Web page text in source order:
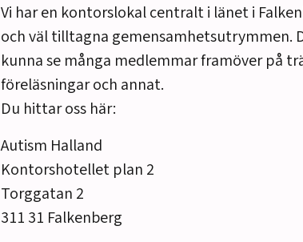
Vi har en kontorslokal centralt i länet i
och väl tilltagna gemensamhetsutrymmen.
kunna se många medlemmar framöver på
föreläsningar och annat.
Du hittar oss här:
Autism Halland
Kontorshotellet plan 2
Torggatan 2
311 31 Falkenberg